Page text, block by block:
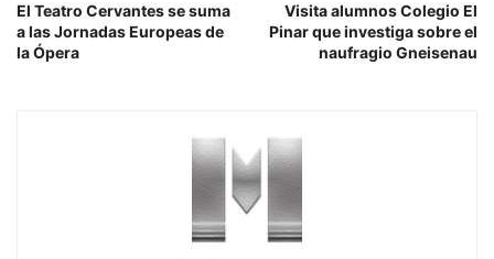
El Teatro Cervantes se suma
a las Jornadas Europeas de
la Ópera
Visita alumnos Colegio El
Pinar que investiga sobre el
naufragio Gneisenau